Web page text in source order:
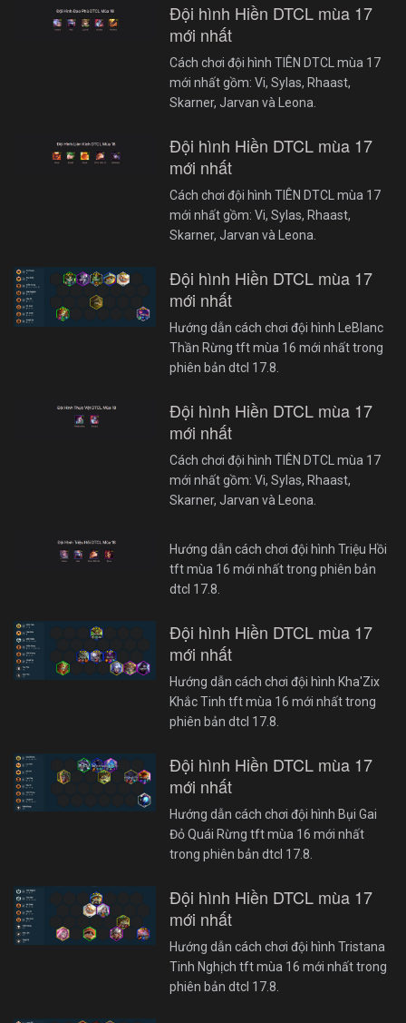
Đội hình Hiền DTCL mùa 17
mới nhất
Cách chơi đội hình TIÊN DTCL mùa 17
mới nhất gồm: Vi, Sylas, Rhaast,
Skarner, Jarvan và Leona.
Đội hình Hiền DTCL mùa 17
mới nhất
Cách chơi đội hình TIÊN DTCL mùa 17
mới nhất gồm: Vi, Sylas, Rhaast,
Skarner, Jarvan và Leona.
Đội hình Hiền DTCL mùa 17
mới nhất
Hướng dẫn cách chơi đội hình LeBlanc
Thần Rừng tft mùa 16 mới nhất trong
phiên bản dtcl 17.8.
Đội hình Hiền DTCL mùa 17
mới nhất
Cách chơi đội hình TIÊN DTCL mùa 17
mới nhất gồm: Vi, Sylas, Rhaast,
Skarner, Jarvan và Leona.
Hướng dẫn cách chơi đội hình Triệu Hồi
tft mùa 16 mới nhất trong phiên bản
dtcl 17.8.
Đội hình Hiền DTCL mùa 17
mới nhất
Hướng dẫn cách chơi đội hình Kha'Zix
Khắc Tinh tft mùa 16 mới nhất trong
phiên bản dtcl 17.8.
Đội hình Hiền DTCL mùa 17
mới nhất
Hướng dẫn cách chơi đội hình Bụi Gai
Đỏ Quái Rừng tft mùa 16 mới nhất
trong phiên bản dtcl 17.8.
Đội hình Hiền DTCL mùa 17
mới nhất
Hướng dẫn cách chơi đội hình Tristana
Tinh Nghịch tft mùa 16 mới nhất trong
phiên bản dtcl 17.8.